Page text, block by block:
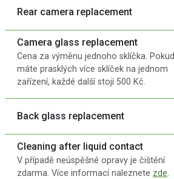
Rear camera replacement
Camera glass replacement
Cena za výměnu jednoho sklíčka. Pokud
máte prasklých více sklíček na jednom
zařízení, každé další stojí 500 Kč.
Back glass replacement
Cleaning after liquid contact
V případě neúspěšné opravy je čištění
zdarma. Více informací naleznete zde.